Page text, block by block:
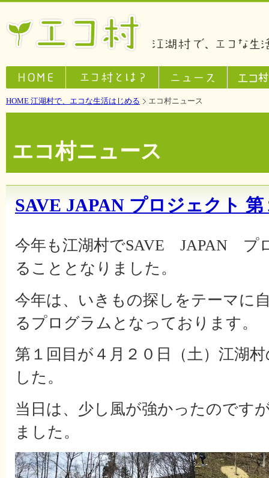
HOME 江湖村で、エコな生活はじめる エコ村ニュース
エコ村ニュース
SAVE JAPAN プロジェクト 第
今年も江湖村でSAVE JAPAN プ
ることとなりました。
今年は、いきもの探しをテーマに
るプログラムとなっております。
第１回目が４月２０日（土）江湖
した。
当日は、少し風が強かったのです
ました。